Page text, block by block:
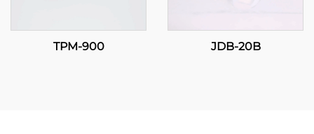
TPM-900 JDB-20B